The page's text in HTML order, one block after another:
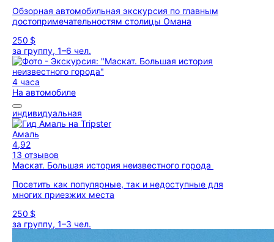
Обзорная автомобильная экскурсия по главным
достопримечательностям столицы Омана
250 $
за группу, 1–6 чел.
4 часа
На автомобиле
индивидуальная
Амаль
4,92
13 отзывов
Маскат. Большая история неизвестного города
Посетить как популярные, так и недоступные для
многих приезжих места
250 $
за группу, 1–3 чел.